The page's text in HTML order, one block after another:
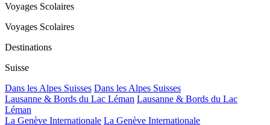
Voyages Scolaires
Voyages Scolaires
Destinations
Suisse
Dans les Alpes Suisses Dans les Alpes Suisses
Lausanne & Bords du Lac Léman Lausanne & Bords du Lac
Léman
La Genève Internationale La Genève Internationale